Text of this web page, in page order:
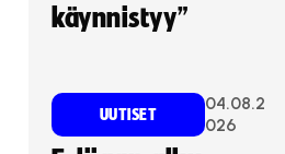
käynnistyy”
UUTISET
04.08.2
026